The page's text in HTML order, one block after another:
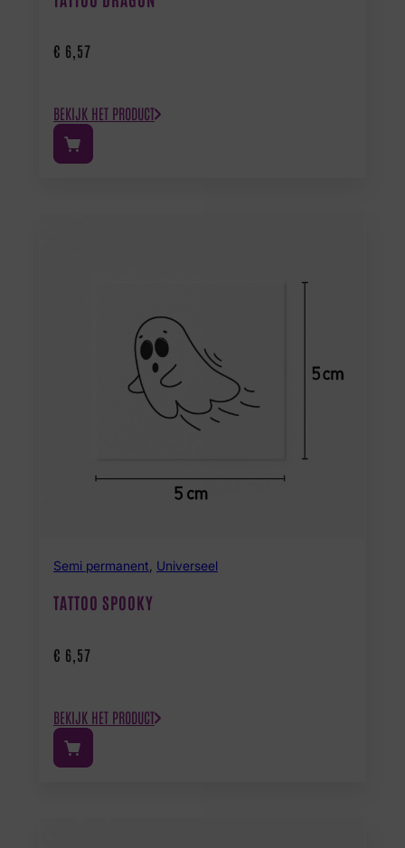
€ 6,57
BEKIJK HET PRODUCT
Semi permanent Universeel
TATTOO SPOOKY
€ 6,57
BEKIJK HET PRODUCT